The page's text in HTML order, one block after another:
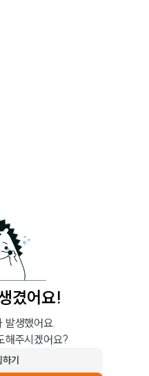
겼어요!
발생했어요.
해주시겠어요?
하기